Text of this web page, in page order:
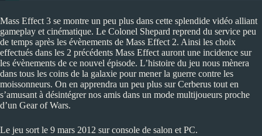
Mass Effect 3 se montre un peu plus dans cette splendide vidéo alliant
gameplay et cinématique. Le Colonel Shepard reprend du service peu
de temps après les évènements de Mass Effect 2. Ainsi les choix
effectués dans les 2 précédents Mass Effect auront une incidence sur
les évènements de ce nouvel épisode. L’histoire du jeu nous mènera
dans tous les coins de la galaxie pour mener la guerre contre les
moissonneurs. On en apprendra un peu plus sur Cerberus tout en
s’amusant à désintégrer nos amis dans un mode multijoueurs proche
d’un Gear of Wars.
Le jeu sort le 9 mars 2012 sur console de salon et PC.